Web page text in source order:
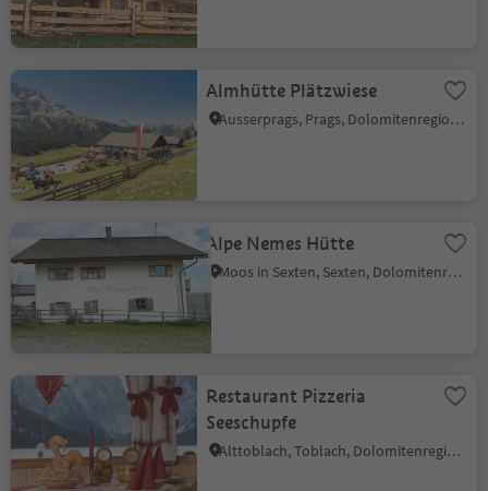
Almhütte Plätzwiese
Ausserprags, Prags, Dolomitenregion 3 Zinnen
Alpe Nemes Hütte
Moos in Sexten, Sexten, Dolomitenregion 3 Zinnen
Restaurant Pizzeria
Seeschupfe
Alttoblach, Toblach, Dolomitenregion 3 Zinnen